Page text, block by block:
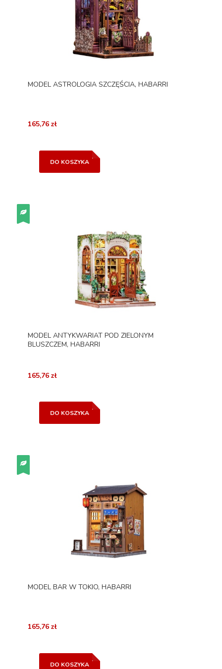
MODEL ASTROLOGIA SZCZĘŚCIA, HABARRI
165,76 zł
DO KOSZYKA
MODEL ANTYKWARIAT POD ZIELONYM
BLUSZCZEM, HABARRI
165,76 zł
DO KOSZYKA
MODEL BAR W TOKIO, HABARRI
165,76 zł
DO KOSZYKA